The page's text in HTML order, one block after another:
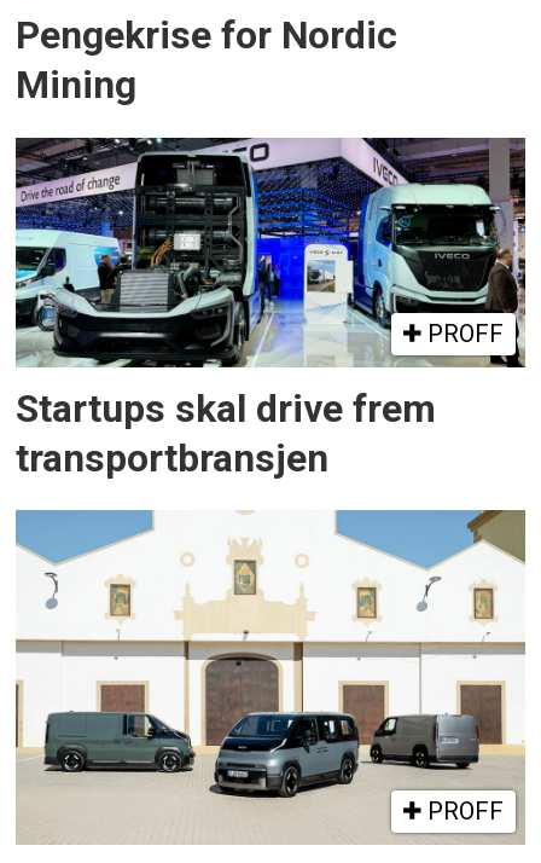
Pengekrise for Nordic
Mining
PROFF
Startups skal drive frem
transportbransjen
PROFF